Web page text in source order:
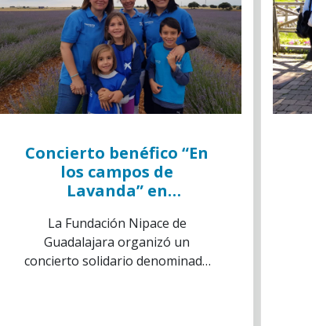
Concierto benéfico “En
los campos de
Lavanda” en
La Fundación Nipace de
Guadalajara organizó un
concierto solidario denominado